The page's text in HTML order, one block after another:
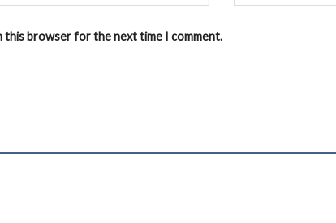
this browser for the next time I comment.